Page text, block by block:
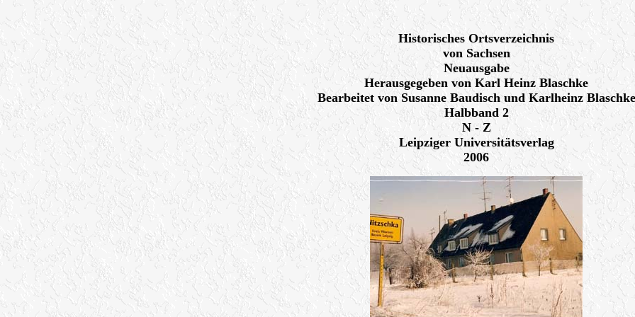
Historisches Ortsverzeichnis
von Sachsen
Neuausgabe
Herausgegeben von Karl Heinz Blaschke
Bearbeitet von Susanne Baudisch und Karlheinz Blaschke
Halbband 2
N - Z
Leipziger Universitätsverlag
2006